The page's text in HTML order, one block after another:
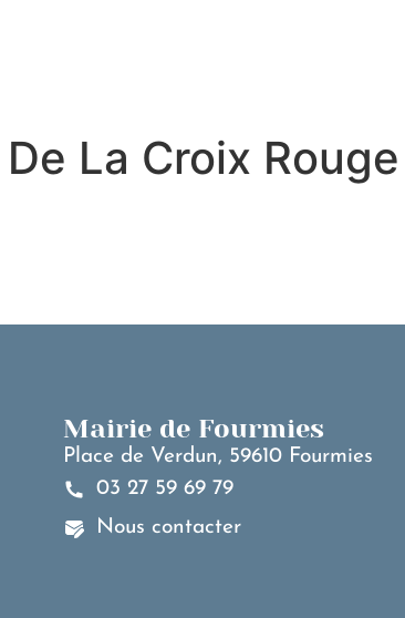
La Croix Rouge
Mairie de Fourmies
Place de Verdun, 59610 Fourmies
03 27 59 69 79
Nous contacter